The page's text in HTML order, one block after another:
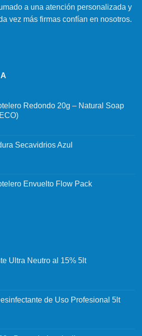
a una atención personalizada y
vez más firmas confían en nosotros.
Redondo 20g – Natural Soap
Secavidrios Azul
Envuelto Flow Pack
Ultra Neutro al 15% 5lt
de Uso Profesional 5lt